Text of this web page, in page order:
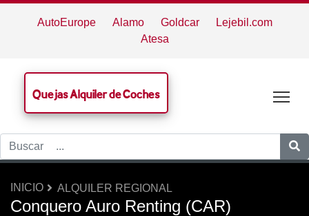
AutoEurope Alamo Goldcar
Lejebil.com
Atesa
Quejas Alquiler de Coches
INICIO ALQUILER REGIONAL
Conquero Auro Renting (CAR)